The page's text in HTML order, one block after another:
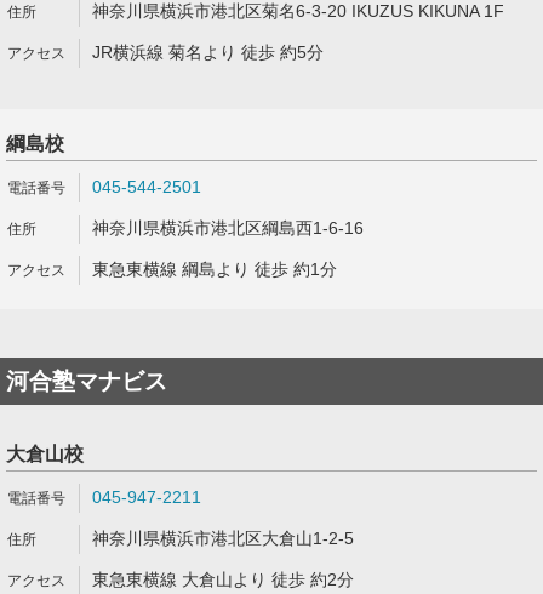
神奈川県横浜市港北区菊名6-3-20 IKUZUS KIKUNA 1F
JR横浜線 菊名より 徒歩 約5分
綱島校
045-544-2501
神奈川県横浜市港北区綱島西1-6-16
東急東横線 綱島より 徒歩 約1分
河合塾マナビス
大倉山校
045-947-2211
神奈川県横浜市港北区大倉山1-2-5
東急東横線 大倉山より 徒歩 約2分